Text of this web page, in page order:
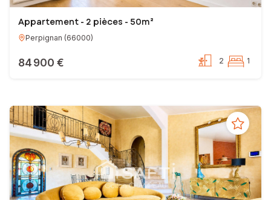
Appartement - 2 pièces - 50m²
Perpignan (66000)
84 900 € 2 1